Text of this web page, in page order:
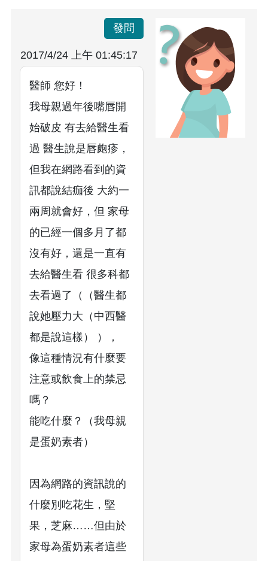
發問
2017/4/24 上午 01:45:17
醫師 您好！
我母親過年後嘴唇開
始破皮 有去給醫生看
過 醫生說是唇皰疹，
但我在網路看到的資
訊都說結痂後 大約一
兩周就會好，但 家母
的已經一個多月了都
沒有好，還是一直有
去給醫生看 很多科都
去看過了（（醫生都
說她壓力大（中西醫
都是說這樣） ），
像這種情況有什麼要
注意或飲食上的禁忌
嗎？
能吃什麼？（我母親
是蛋奶素者）
因為網路的資訊說的
什麼別吃花生，堅
果，芝麻……但由於
家母為蛋奶素者這些